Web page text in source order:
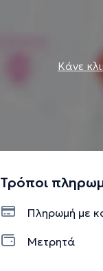
Την περιγραφή
επαληθευμένες
Κάνε
Τρόποι
Πληρωμή με
Μετρητά